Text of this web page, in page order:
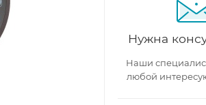
Нужна
Наши
любой